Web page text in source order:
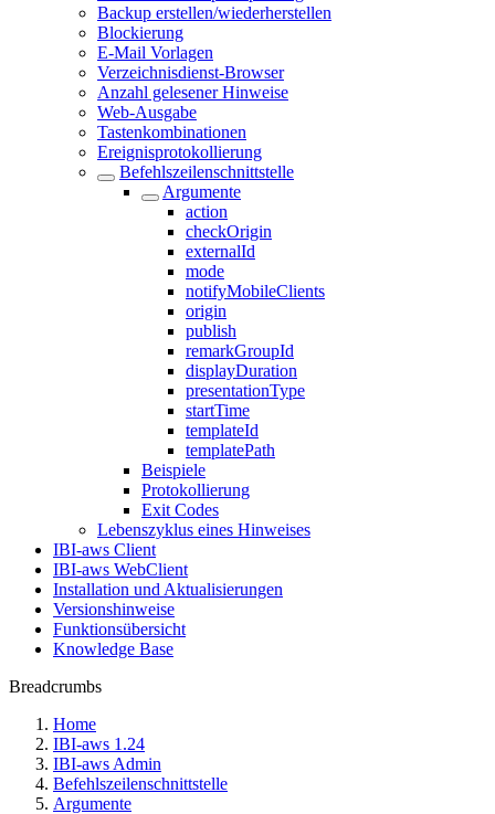
Backup erstellen/wiederherstellen
Blockierung
E-Mail Vorlagen
Verzeichnisdienst-Browser
Anzahl gelesener Hinweise
Web-Ausgabe
Tastenkombinationen
Ereignisprotokollierung
Befehlszeilenschnittstelle
Argumente
action
checkOrigin
externalId
mode
notifyMobileClients
origin
publish
remarkGroupId
displayDuration
presentationType
startTime
templateId
templatePath
Beispiele
Protokollierung
Exit Codes
Lebenszyklus eines Hinweises
IBI-aws Client
IBI-aws WebClient
Installation und Aktualisierungen
Versionshinweise
Funktionsübersicht
Knowledge Base
Breadcrumbs
Home
IBI-aws 1.24
IBI-aws Admin
Befehlszeilenschnittstelle
Argumente